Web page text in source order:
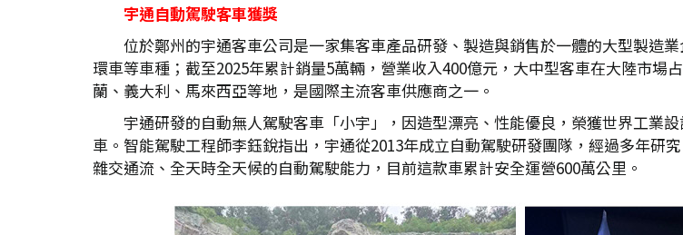
宇通自動駕駛客車獲獎
位於鄭州的宇通客車公司是一家集客車產品研發、製造與銷售於一體的大型製造
環車等車種；截至2025年累計銷量5萬輛，營業收入400億元，大中型客車在大陸市
蘭、義大利、馬來西亞等地，是國際主流客車供應商之一。
宇通研發的自動無人駕駛客車「小宇」，因造型漂亮、性能優良，榮獲世界工業
車。智能駕駛工程師李鈺銳指出，宇通從2013年成立自動駕駛研發團隊，經過多年研
雜交通流、全天時全天候的自動駕駛能力，目前這款車累計安全運營600萬公里。